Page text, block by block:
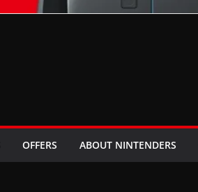
OFFERS ABOUT NINTENDERS